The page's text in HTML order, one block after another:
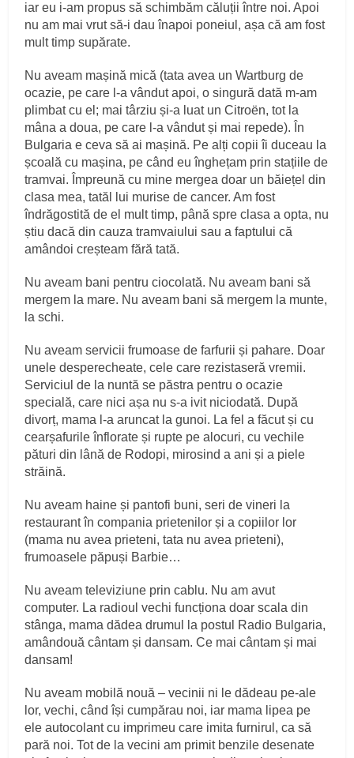
iar eu i‑am propus să schimbăm căluții între noi. Apoi
nu am mai vrut să‑i dau înapoi poneiul, așa că am fost
mult timp supărate.
Nu aveam mașină mică (tata avea un Wartburg de
ocazie, pe care l‑a vândut apoi, o singură dată m‑am
plimbat cu el; mai târziu și‑a luat un Citroën, tot la
mâna a doua, pe care l‑a vândut și mai repede). În
Bulgaria e ceva să ai mașină. Pe alți copii îi duceau la
școală cu mașina, pe când eu înghețam prin stațiile de
tramvai. Împreună cu mine mergea doar un băiețel din
clasa mea, tatăl lui murise de cancer. Am fost
îndrăgostită de el mult timp, până spre clasa a opta, nu
știu dacă din cauza tramvaiului sau a faptului că
amândoi creșteam fără tată.
Nu aveam bani pentru ciocolată. Nu aveam bani să
mergem la mare. Nu aveam bani să mergem la munte,
la schi.
Nu aveam servicii frumoase de farfurii și pahare. Doar
unele desperecheate, cele care rezistaseră vremii.
Serviciul de la nuntă se păstra pentru o ocazie
specială, care nici așa nu s‑a ivit niciodată. După
divorț, mama l‑a aruncat la gunoi. La fel a făcut și cu
cearșafurile înflorate și rupte pe alocuri, cu vechile
pături din lână de Rodopi, mirosind a ani și a piele
străină.
Nu aveam haine și pantofi buni, seri de vineri la
restaurant în compania prietenilor și a copiilor lor
(mama nu avea prieteni, tata nu avea prieteni),
frumoasele păpuși Barbie…
Nu aveam televiziune prin cablu. Nu am avut
computer. La radioul vechi funcționa doar scala din
stânga, mama dădea drumul la postul Radio Bulgaria,
amândouă cântam și dansam. Ce mai cântam și mai
dansam!
Nu aveam mobilă nouă – vecinii ni le dădeau pe‑ale
lor, vechi, când își cumpărau noi, iar mama lipea pe
ele autocolant cu imprimeu care imita furnirul, ca să
pară noi. Tot de la vecini am primit benzile desenate